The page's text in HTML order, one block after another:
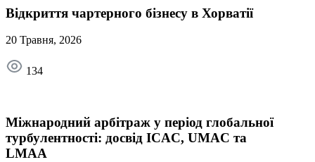
Відкриття чартерного бізнесу в Хорватії
20 Травня, 2026
134
Міжнародний арбітраж у період глобальної
турбулентності: досвід ICAC, UMAC та
LMAA